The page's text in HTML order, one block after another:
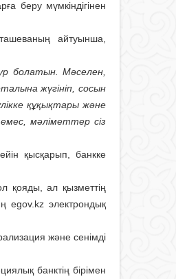
беру мүмкіндігінен
айтуынша,
болатын. Мәселен,
жүгініп, сосын
құқықтары және
мәліметтер сіз
қысқарып, банкке
қояды, ал қызметтің
egov.kz электрондық
және сенімді
банктің бірімен